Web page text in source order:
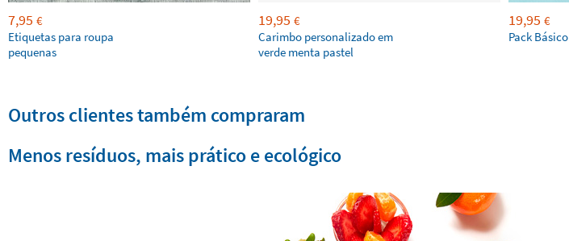
7,95 €
Etiquetas para roupa
pequenas
19,95 €
Carimbo personalizado em
verde menta pastel
19,95 €
Pack Básico
Outros clientes também compraram
Menos resíduos, mais prático e ecológico